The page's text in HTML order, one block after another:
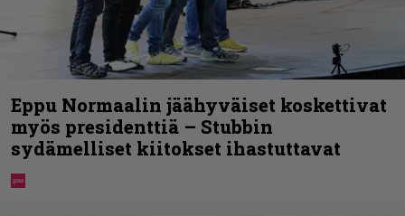
Eppu Normaalin jäähyväiset koskettivat
myös presidenttiä – Stubbin
sydämelliset kiitokset ihastuttavat